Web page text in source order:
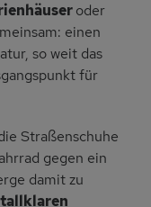
oder
einen
so weit das
für
Straßenschuhe
gegen ein
damit zu